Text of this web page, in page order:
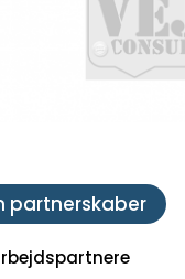
partnerskaber